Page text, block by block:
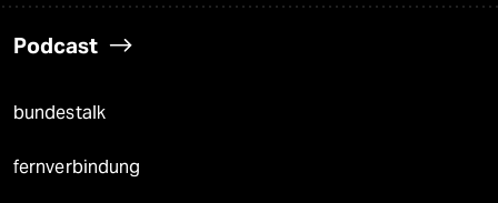
Podcast
bundestalk
fernverbindung